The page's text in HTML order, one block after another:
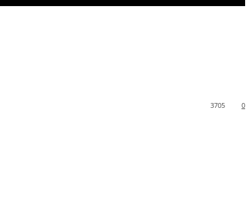
0
3705